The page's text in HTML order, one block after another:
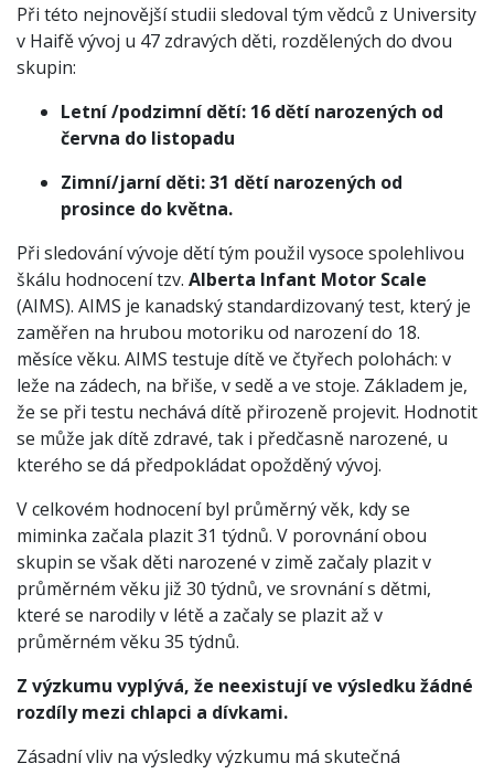
Při této nejnovější studii sledoval tým vědců z University
v Haifě vývoj u 47 zdravých děti, rozdělených do dvou
skupin:
Letní /podzimní dětí: 16 dětí narozených od
června do listopadu
Zimní/jarní děti: 31 dětí narozených od
prosince do května.
Při sledování vývoje dětí tým použil vysoce spolehlivou
škálu hodnocení tzv. Alberta Infant Motor Scale
(AIMS). AIMS je kanadský standardizovaný test, který je
zaměřen na hrubou motoriku od narození do 18.
měsíce věku. AIMS testuje dítě ve čtyřech polohách: v
leže na zádech, na břiše, v sedě a ve stoje. Základem je,
že se při testu nechává dítě přirozeně projevit. Hodnotit
se může jak dítě zdravé, tak i předčasně narozené, u
kterého se dá předpokládat opožděný vývoj.
V celkovém hodnocení byl průměrný věk, kdy se
miminka začala plazit 31 týdnů. V porovnání obou
skupin se však děti narozené v zimě začaly plazit v
průměrném věku již 30 týdnů, ve srovnání s dětmi,
které se narodily v létě a začaly se plazit až v
průměrném věku 35 týdnů.
Z výzkumu vyplývá, že neexistují ve výsledku žádné
rozdíly mezi chlapci a dívkami.
Zásadní vliv na výsledky výzkumu má skutečná